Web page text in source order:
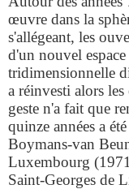
œuvre dans la
s'allégeant, les
d'un nouvel
tridimensionnelle
a réinvesti alors
geste n'a fait que
quinze années a
Boymans-van
Luxembourg
Saint-Georges de